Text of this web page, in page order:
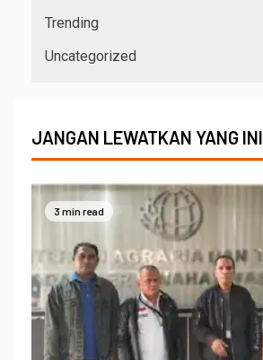
Trending
Uncategorized
JANGAN LEWATKAN YANG INI
3 min read